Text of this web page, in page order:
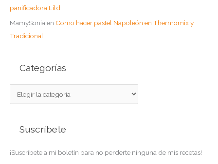
panificadora Lild
MamySonia en Como hacer pastel Napoleón en Thermomix y
Tradicional
Categorías
a
o
Suscríbete
¡Suscribete a mi boletín para no perderte ninguna de mis recetas!